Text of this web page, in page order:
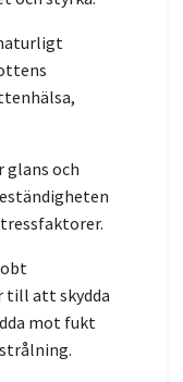
och
till att skydda
mot fukt